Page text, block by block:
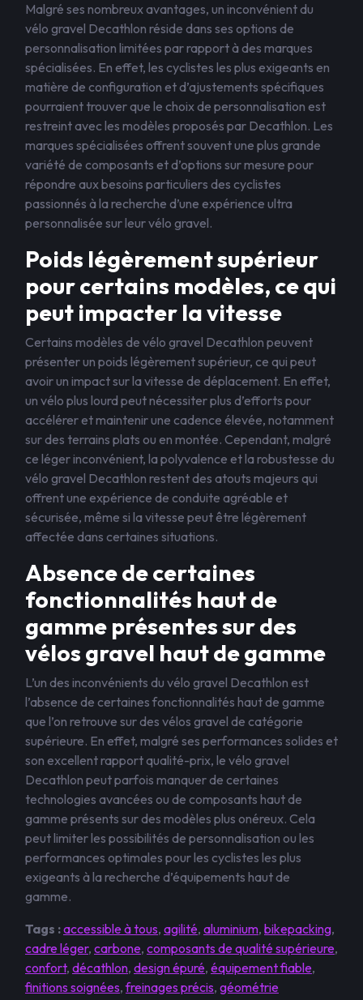
Malgré ses nombreux avantages, un inconvénient du
vélo gravel Decathlon réside dans ses options de
personnalisation limitées par rapport à des marques
spécialisées. En effet, les cyclistes les plus exigeants en
matière de configuration et d’ajustements spécifiques
pourraient trouver que le choix de personnalisation est
restreint avec les modèles proposés par Decathlon. Les
marques spécialisées offrent souvent une plus grande
variété de composants et d’options sur mesure pour
répondre aux besoins particuliers des cyclistes
passionnés à la recherche d’une expérience ultra
personnalisée sur leur vélo gravel.
Poids légèrement supérieur
pour certains modèles, ce qui
peut impacter la vitesse
Certains modèles de vélo gravel Decathlon peuvent
présenter un poids légèrement supérieur, ce qui peut
avoir un impact sur la vitesse de déplacement. En effet,
un vélo plus lourd peut nécessiter plus d’efforts pour
accélérer et maintenir une cadence élevée, notamment
sur des terrains plats ou en montée. Cependant, malgré
ce léger inconvénient, la polyvalence et la robustesse du
vélo gravel Decathlon restent des atouts majeurs qui
offrent une expérience de conduite agréable et
sécurisée, même si la vitesse peut être légèrement
affectée dans certaines situations.
Absence de certaines
fonctionnalités haut de
gamme présentes sur des
vélos gravel haut de gamme
L’un des inconvénients du vélo gravel Decathlon est
l’absence de certaines fonctionnalités haut de gamme
que l’on retrouve sur des vélos gravel de catégorie
supérieure. En effet, malgré ses performances solides et
son excellent rapport qualité-prix, le vélo gravel
Decathlon peut parfois manquer de certaines
technologies avancées ou de composants haut de
gamme présents sur des modèles plus onéreux. Cela
peut limiter les possibilités de personnalisation ou les
performances optimales pour les cyclistes les plus
exigeants à la recherche d’équipements haut de
gamme.
Tags :accessible à tous, agilité, aluminium, bikepacking,
cadre léger, carbone, composants de qualité supérieure,
confort, décathlon, design épuré, équipement fiable,
finitions soignées,freinages précis, géométrie